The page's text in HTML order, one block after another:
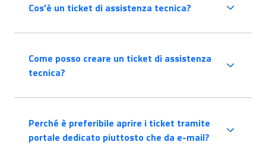
Cos'è un ticket di assistenza tecnica?
Come posso creare un ticket di assistenza
tecnica?
Perché è preferibile aprire i ticket tramite
portale dedicato piuttosto che da e-mail?